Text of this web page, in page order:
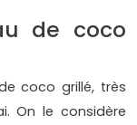
de coco
coco grillé, très
On le considère